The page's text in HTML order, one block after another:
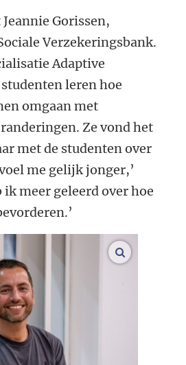
Gorissen,
Verzekeringsbank.
Adaptive
leren hoe
omgaan met
Ze vond het
met de studenten over
me gelijk jonger,’
ik meer geleerd over hoe
vergroot